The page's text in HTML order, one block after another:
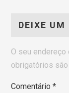
DEIXE UM
O seu endereço
obrigatórios
Comentário*